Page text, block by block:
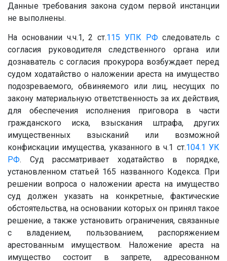
Данные требования закона судом первой инстанции
не выполнены.
На основании ч.ч.1, 2 ст.115 УПК РФследователь с
согласия руководителя следственного органа или
дознаватель с согласия прокурора возбуждает перед
судом ходатайство о наложении ареста на имущество
подозреваемого, обвиняемого или лиц, несущих по
закону материальную ответственность за их действия,
для обеспечения исполнения приговора в части
гражданского иска, взыскания штрафа, других
имущественных взысканий или возможной
конфискации имущества, указанного в ч.1 ст.104.1 УК
РФ. Суд рассматривает ходатайство в порядке,
установленном статьей 165 названного Кодекса. При
решении вопроса о наложении ареста на имущество
суд должен указать на конкретные, фактические
обстоятельства, на основании которых он принял такое
решение, а также установить ограничения, связанные
с владением, пользованием, распоряжением
арестованным имуществом. Наложение ареста на
имущество состоит в запрете, адресованном